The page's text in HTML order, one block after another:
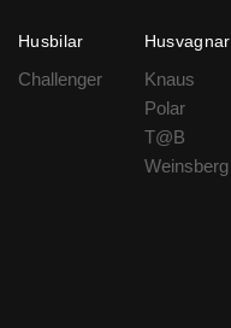
Husbilar
Challenger
Husvagnar
Knaus
Polar
T@B
Weinsberg